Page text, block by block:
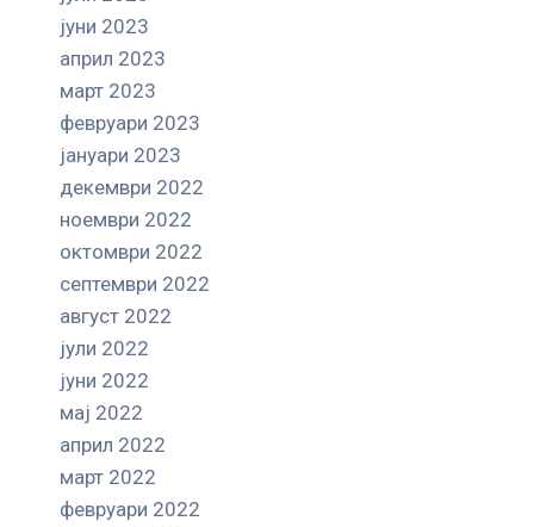
јуни 2023
април 2023
март 2023
февруари 2023
јануари 2023
декември 2022
ноември 2022
октомври 2022
септември 2022
август 2022
јули 2022
јуни 2022
мај 2022
април 2022
март 2022
февруари 2022